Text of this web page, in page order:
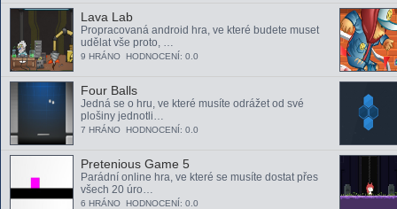
Lava Lab
Propracovaná android hra, ve které budete muset
udělat vše proto, …
9 HRÁNO HODNOCENÍ: 0.0
Four Balls
Jedná se o hru, ve které musíte odrážet od své
plošiny jednotli…
7 HRÁNO HODNOCENÍ: 0.0
Pretenious Game 5
Parádní online hra, ve které se musíte dostat přes
všech 20 úro…
6 HRÁNO HODNOCENÍ: 0.0